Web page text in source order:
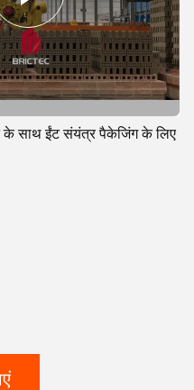
के साथ ईंट संयंत्र पैकेजिंग के लिए